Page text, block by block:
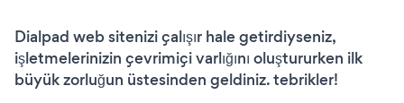
Dialpad web sitenizi çalışır hale getirdiyseniz,
işletmelerinizin çevrimiçi varlığını oluştururken ilk
büyük zorluğun üstesinden geldiniz. tebrikler!